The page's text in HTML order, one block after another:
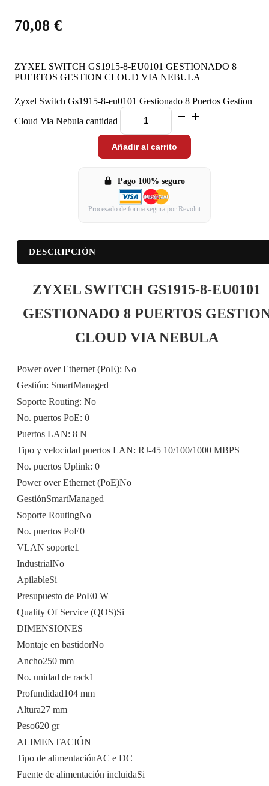
70,08 €
ZYXEL SWITCH GS1915-8-EU0101 GESTIONADO 8
PUERTOS GESTION CLOUD VIA NEBULA
Zyxel Switch Gs1915-8-eu0101 Gestionado 8 Puertos Gestion
Cloud Via Nebula cantidad
Añadir al carrito
Pago 100% seguro
Procesado de forma segura por Revolut
DESCRIPCIÓN
ZYXEL SWITCH GS1915-8-EU0101
GESTIONADO 8 PUERTOS
CLOUD VIA NEBULA
Power over Ethernet (PoE): No
Gestión: SmartManaged
Soporte Routing: No
No. puertos PoE: 0
Puertos LAN: 8 N
Tipo y velocidad puertos LAN: RJ-45 10/100/1000 MBPS
No. puertos Uplink: 0
Power over Ethernet (PoE)No
GestiónSmartManaged
Soporte RoutingNo
No. puertos PoE0
VLAN soporte1
IndustrialNo
ApilableSi
Presupuesto de PoE0 W
Quality Of Service (QOS)Si
DIMENSIONES
Montaje en bastidorNo
Ancho250 mm
No. unidad de rack1
Profundidad104 mm
Altura27 mm
Peso620 gr
ALIMENTACIÓN
Tipo de alimentaciónAC e DC
Fuente de alimentación incluidaSi